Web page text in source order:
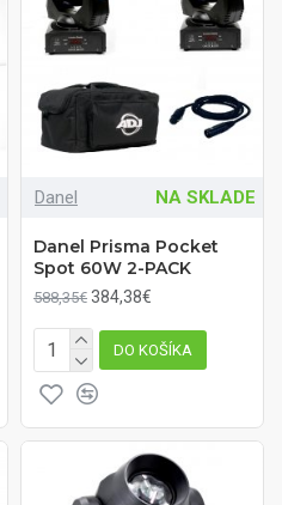
Danel NA SKLADE
Danel Prisma Pocket
Spot 60W 2-PACK
588,35€ 384,38€
DO KOŠÍKA